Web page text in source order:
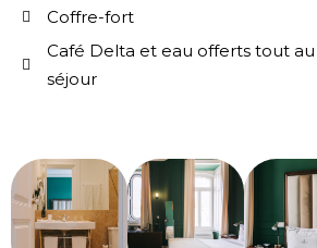
Coffre-fort
Café Delta et eau offerts tout
séjour